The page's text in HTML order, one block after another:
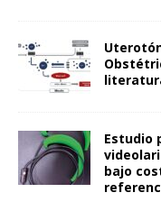
Estudio
bajo